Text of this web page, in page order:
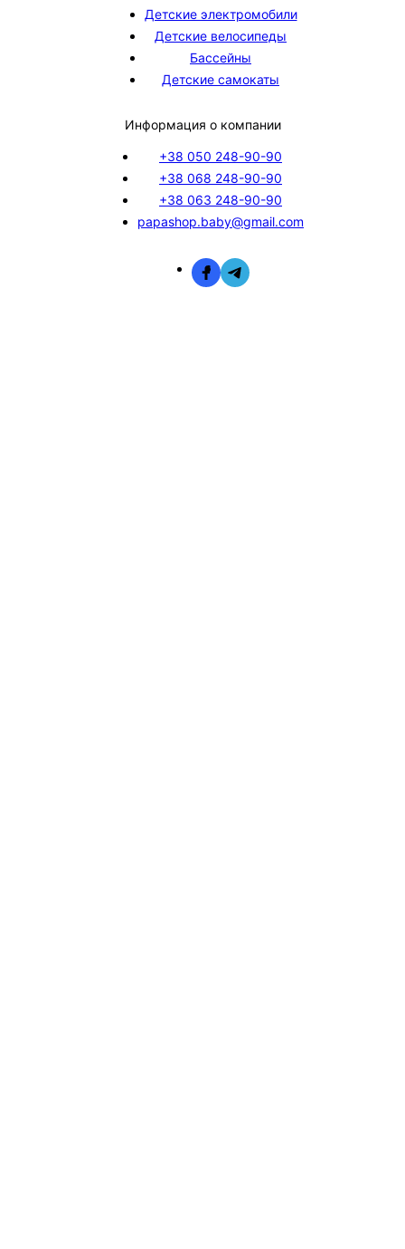
Детские электромобили
Детские велосипеды
Бассейны
Детские самокаты
Информация о компании
+38 050 248-90-90
+38 068 248-90-90
+38 063 248-90-90
papashop.baby@gmail.com